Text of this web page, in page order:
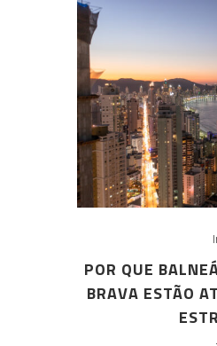
POR QUE
BRAVA ESTÃO